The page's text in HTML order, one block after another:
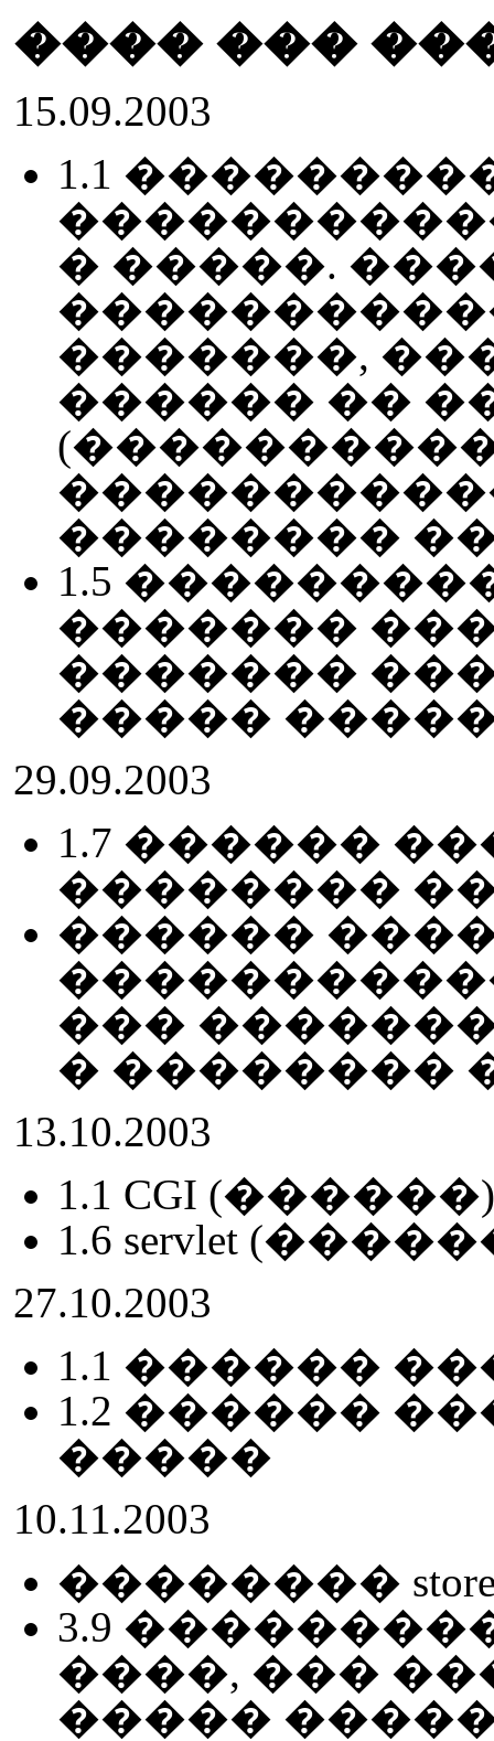
���� ���
15.09.2003
1.1
� �����.
�������,
������ ��
��������
1.5
�������
�������
�����
29.09.2003
1.7 ������
��������
������
���
� ��������
13.10.2003
1.1 CGI (������)
1.6 servlet
27.10.2003
1.1 ������ ���
1.2 ������
�����
10.11.2003
��������
3.9
����, ���
����� �����